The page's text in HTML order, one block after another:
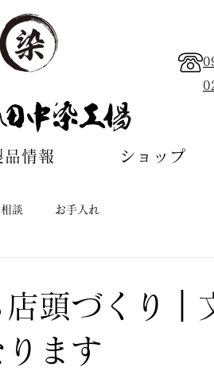
品情報 ショップ
相談 お手入れ
頭づくり｜
ます